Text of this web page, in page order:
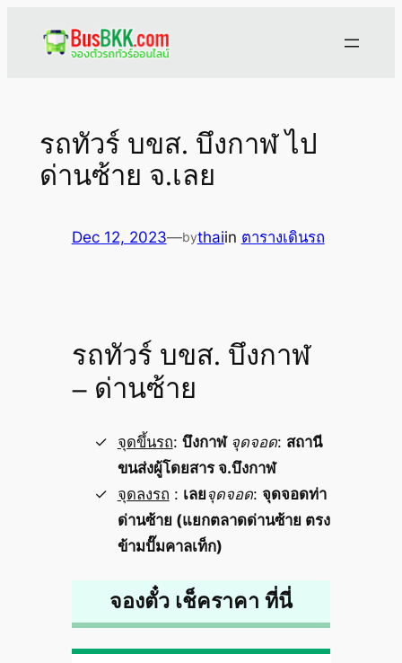
รถทัวร์ บขส. บึงกาฬ ไป
ด่านซ้าย จ.เลย
Dec 12, 2023—bythaiin ตารางเดินรถ
รถทัวร์ บขส. บึงกาฬ
– ด่านซ้าย
จุดขึ้นรถ: บึงกาฬ จุดจอด: สถานี
ขนส่งผู้โดยสาร จ.บึงกาฬ
จุดลงรถ : เลย จุดจอด: จุดจอดท่า
ด่านซ้าย (แยกตลาดด่านซ้าย ตรง
ข้ามปั๊มคาลเท็ก)
จองตั๋ว เช็คราคา ที่นี่